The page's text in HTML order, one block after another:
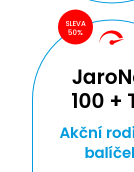
SLEVA
50%
100 +
Akční